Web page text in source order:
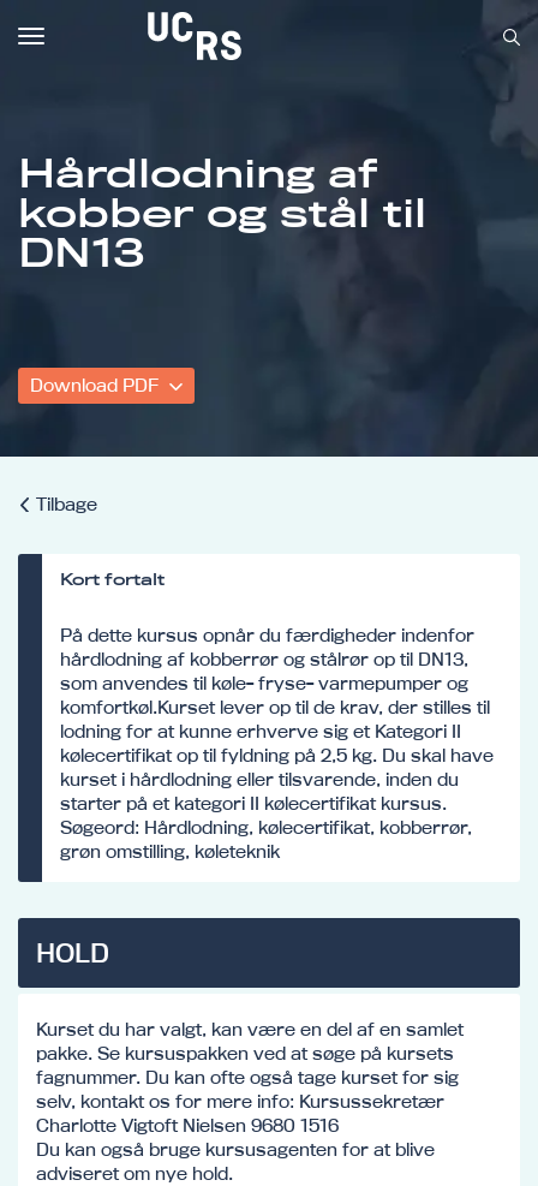
Om UCRS
Bliv faglært
Hårdlodning af
kobber og stål til
DN13
Download PDF
Tilbage
Kort fortalt
På dette kursus opnår du færdigheder indenfor
hårdlodning af kobberrør og stålrør op til DN13,
som anvendes til køle- fryse- varmepumper og
komfortkøl.Kurset lever op til de krav, der stilles til
lodning for at kunne erhverve sig et Kategori II
kølecertifikat op til fyldning på 2,5 kg. Du skal have
kurset i hårdlodning eller tilsvarende, inden du
starter på et kategori II kølecertifikat kursus.
Søgeord: Hårdlodning, kølecertifikat, kobberrør,
grøn omstilling, køleteknik
HOLD
Kurset du har valgt, kan være en del af en samlet
pakke. Se kursuspakken ved at søge på kursets
fagnummer. Du kan ofte også tage kurset for sig
selv, kontakt os for mere info: Kursussekretær
Charlotte Vigtoft Nielsen 9680 1516
Du kan også bruge kursusagenten for at blive
adviseret om nye hold.